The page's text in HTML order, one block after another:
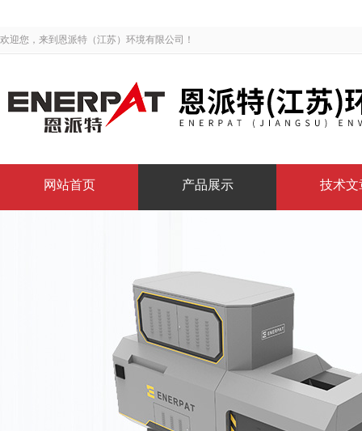
欢迎您，来到恩派特（江苏）环境有限公司！
网站首页 产品展示 技术文